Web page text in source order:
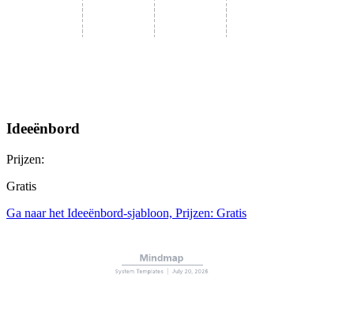
Ideeënbord
Prijzen:
Gratis
Ga naar het Ideeënbord-sjabloon, Prijzen: Gratis